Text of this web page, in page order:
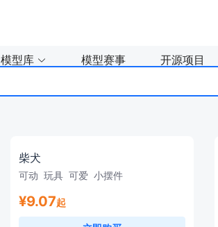
模型库
键帽
模型赛事 开源项目
柴犬
可动 玩具 可爱 小摆件
¥9.07起